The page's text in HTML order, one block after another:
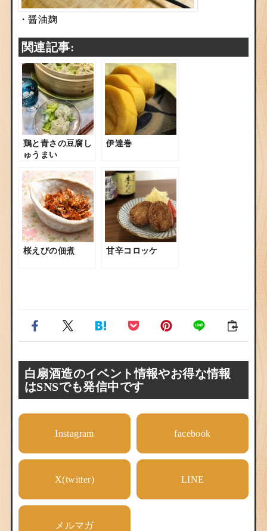
・醤油麹
関連記事:
鶏と青さの豆腐し
ゅうまい
伊達巻
桜えびの佃煮 甘辛コロッケ
白扇酒造のイベント情報やお得な情報
はSNSでも発信中です
Instagram facebook
X(twitter) LINE
メルマガ